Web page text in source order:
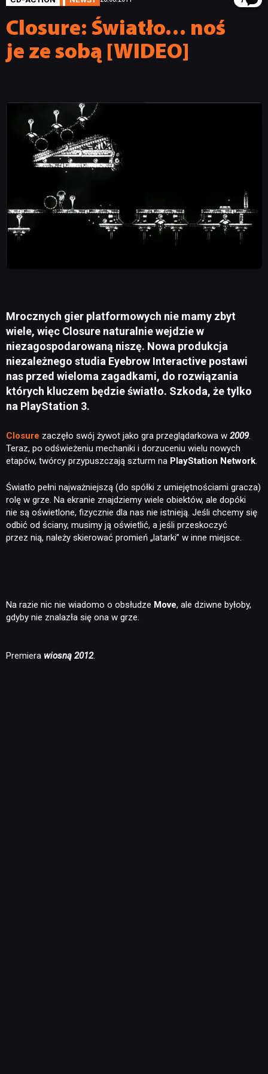
Closure: Światło… noś
je ze sobą [WIDEO]
Mrocznych gier platformowych nie mamy zbyt
wiele, więc Closure naturalnie wejdzie w
niezagospodarowaną niszę. Nowa produkcja
niezależnego studia Eyebrow Interactive postawi
nas przed wieloma zagadkami, do rozwiązania
których kluczem będzie światło. Szkoda, że tylko
na PlayStation 3.
Closure zaczęło swój żywot jako gra przeglądarkowa w 2009.
Teraz, po odświeżeniu mechaniki i dorzuceniu wielu nowych
etapów, twórcy przypuszczają szturm na PlayStation Network.
Światło pełni najważniejszą (do spółki z umiejętnościami gracza)
rolę w grze. Na ekranie znajdziemy wiele obiektów, ale dopóki
nie są oświetlone, fizycznie dla nas nie istnieją. Jeśli chcemy się
odbić od ściany, musimy ją oświetlić, a jeśli przeskoczyć
przez nią, należy skierować promień „latarki” w inne miejsce.
Na razie nic nie wiadomo o obsłudze Move, ale dziwne byłoby,
gdyby nie znalazła się ona w grze.
Premiera wiosną 2012.